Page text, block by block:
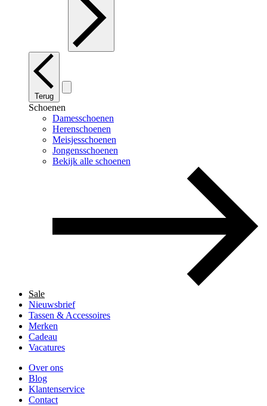
Terug
Schoenen
Damesschoenen
Herenschoenen
Meisjesschoenen
Jongensschoenen
Bekijk alle schoenen
Sale
Nieuwsbrief
Tassen & Accessoires
Merken
Cadeau
Vacatures
Over ons
Blog
Klantenservice
Contact